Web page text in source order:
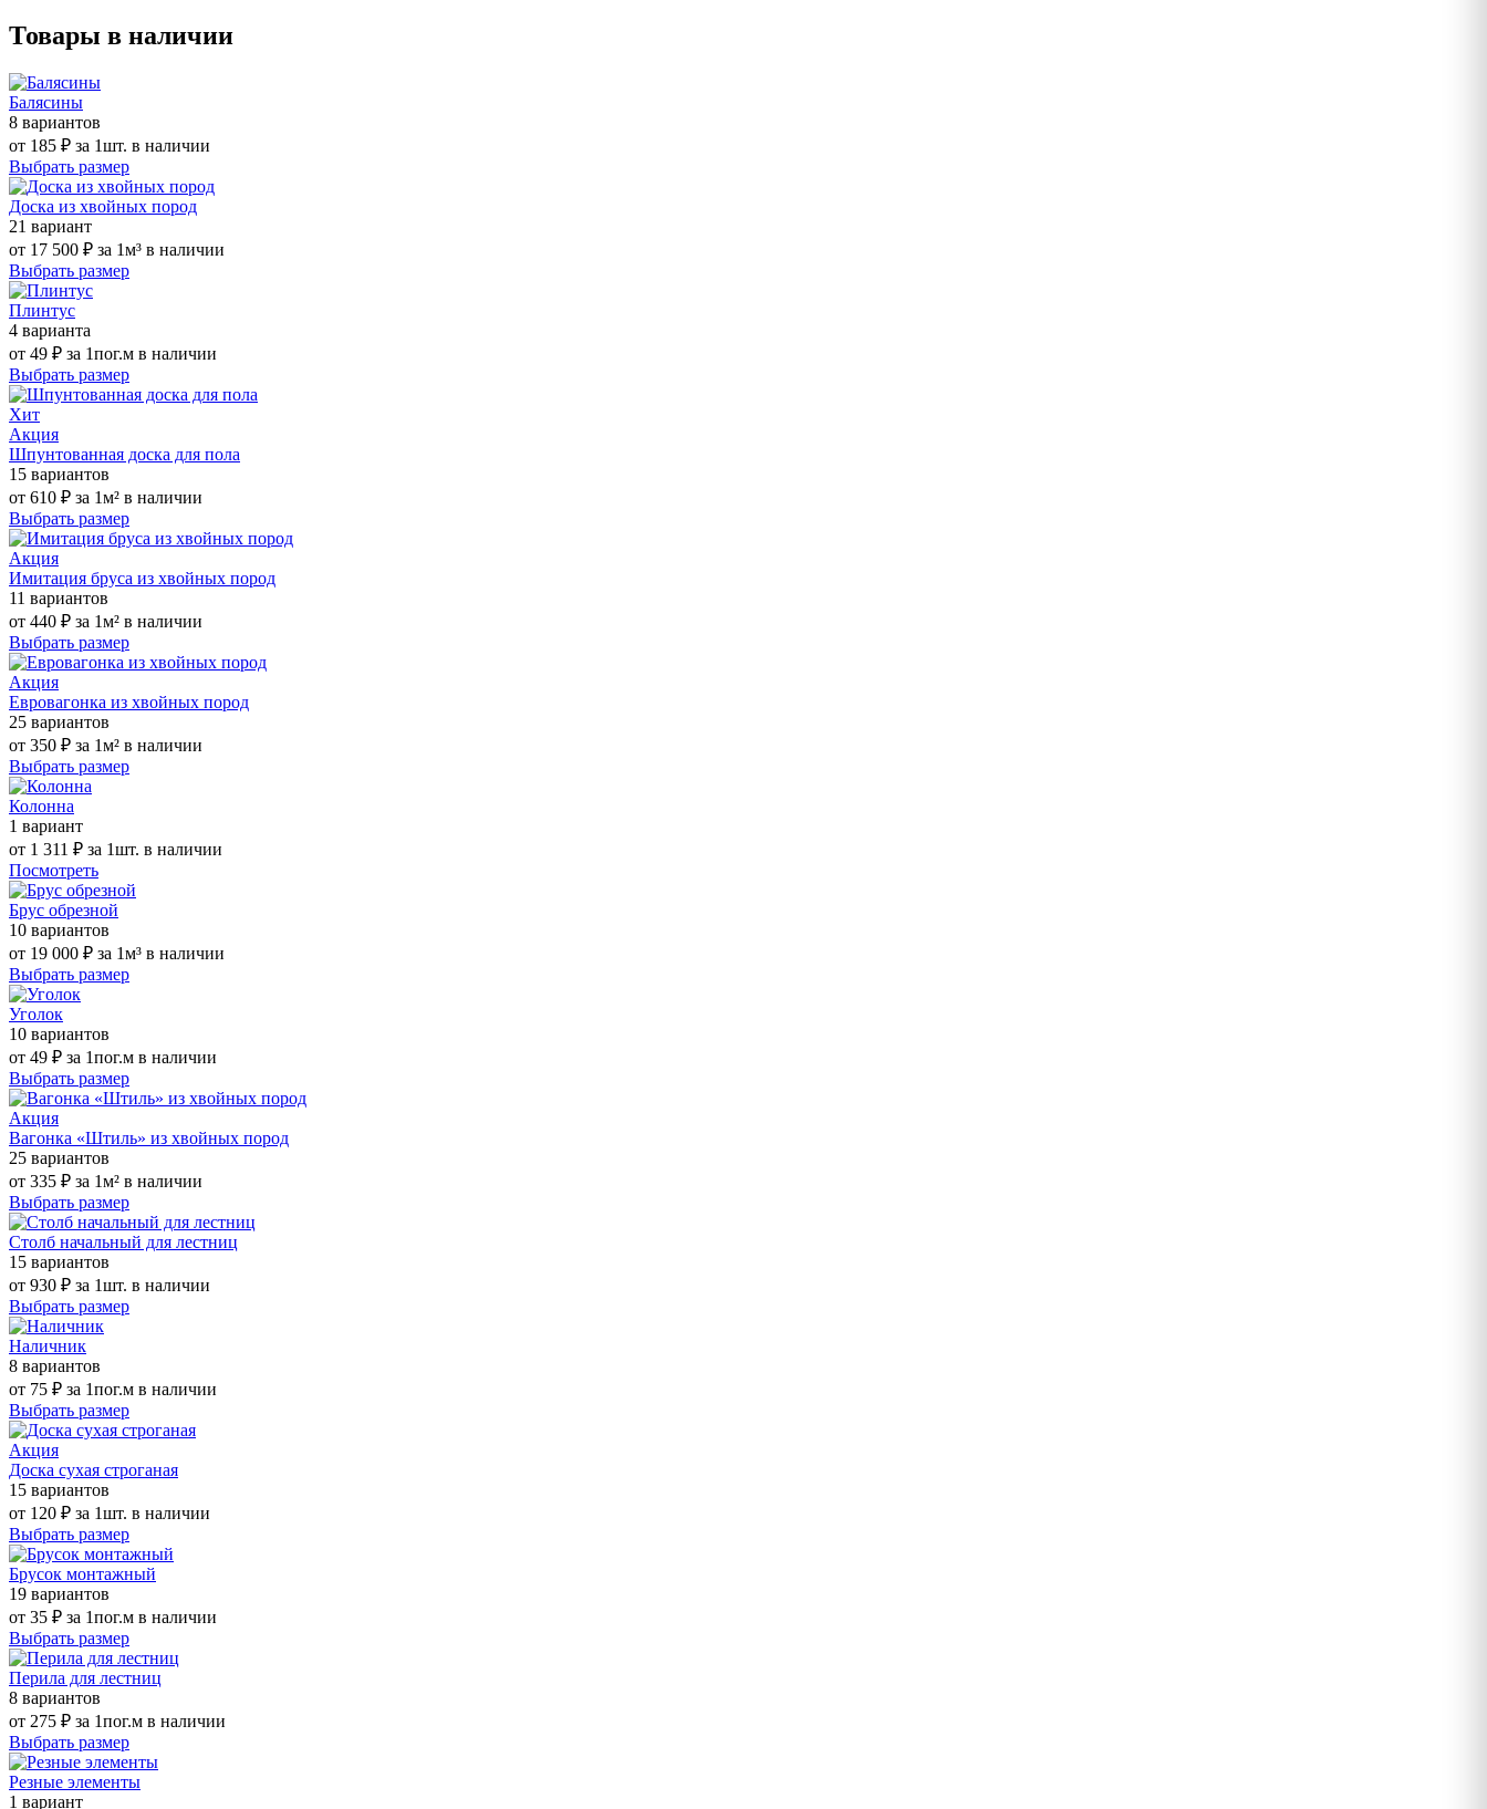
Товары в наличии
Балясины
8 вариантов
от 185 ₽ за 1шт. в наличии
Выбрать размер
Доска из хвойных пород
21 вариант
от 17 500 ₽ за 1м³ в наличии
Выбрать размер
Плинтус
4 варианта
от 49 ₽ за 1пог.м в наличии
Выбрать размер
Хит
Акция
Шпунтованная доска для пола
15 вариантов
от 610 ₽ за 1м² в наличии
Выбрать размер
Акция
Имитация бруса из хвойных пород
11 вариантов
от 440 ₽ за 1м² в наличии
Выбрать размер
Акция
Евровагонка из хвойных пород
25 вариантов
от 350 ₽ за 1м² в наличии
Выбрать размер
Колонна
1 вариант
от 1 311 ₽ за 1шт. в наличии
Посмотреть
Брус обрезной
10 вариантов
от 19 000 ₽ за 1м³ в наличии
Выбрать размер
Уголок
10 вариантов
от 49 ₽ за 1пог.м в наличии
Выбрать размер
Акция
Вагонка «Штиль» из хвойных пород
25 вариантов
от 335 ₽ за 1м² в наличии
Выбрать размер
Столб начальный для лестниц
15 вариантов
от 930 ₽ за 1шт. в наличии
Выбрать размер
Наличник
8 вариантов
от 75 ₽ за 1пог.м в наличии
Выбрать размер
Акция
Доска сухая строганая
15 вариантов
от 120 ₽ за 1шт. в наличии
Выбрать размер
Брусок монтажный
19 вариантов
от 35 ₽ за 1пог.м в наличии
Выбрать размер
Перила для лестниц
8 вариантов
от 275 ₽ за 1пог.м в наличии
Выбрать размер
Резные элементы
1 вариант